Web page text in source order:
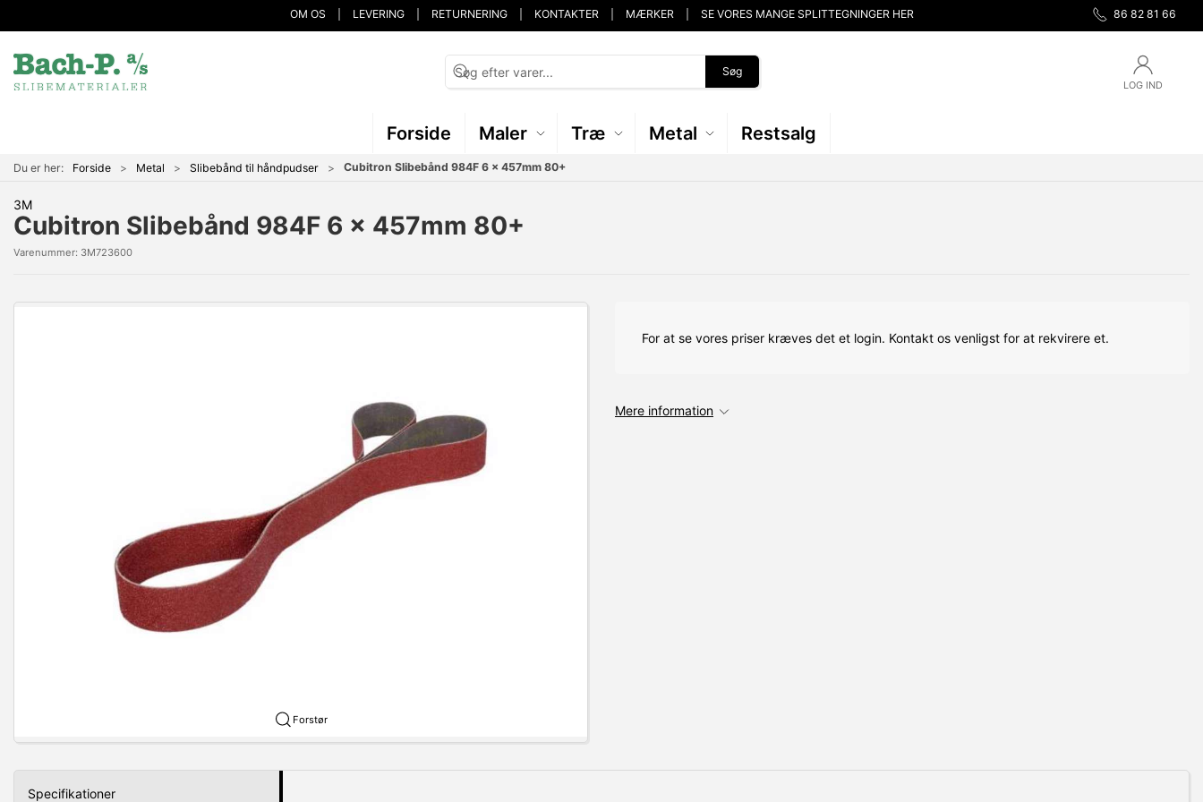
OM OS LEVERING RETURNERING KONTAKTER MÆRKER SE VORES MANGE SPLITTEGNINGER HER 86 82 81 66
Søg
LOG IND
Forside Maler Træ Metal Restsalg
Du er her: Forside Metal Slibebånd til håndpudser Cubitron Slibebånd 984F 6 x 457mm 80+
3M
Cubitron Slibebånd 984F 6 x 457mm 80+
Varenummer: 3M723600
Forstør
For at se vores priser kræves det et login. Kontakt os venligst for at rekvirere et.
Mere information
Specifikationer